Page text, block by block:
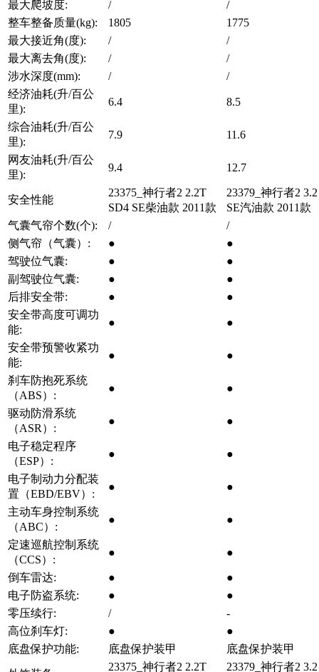
最大爬坡度:
/
/
整车整备质量(kg):
1805
1775
最大接近角(度):
/
/
最大离去角(度):
/
/
涉水深度(mm):
/
/
经济油耗(升/百公
里):
6.4 8.5
综合油耗(升/百公
里):
7.9 11.6
网友油耗(升/百公
里):
9.4 12.7
安全性能
23375_神行者2 2.2T
SD4 SE柴油款 2011款
23379_神行者2
SE汽油款 2011款
气囊气帘个数(个):
/
/
侧气帘（气囊）:
●
●
驾驶位气囊:
●
●
副驾驶位气囊:
●
●
后排安全带:
●
●
安全带高度可调功
能:
● ●
安全带预警收紧功
能:
● ●
刹车防抱死系统
（ABS）:
● ●
驱动防滑系统
（ASR）:
● ●
电子稳定程序
（ESP）:
● ●
电子制动力分配装
置（EBD/EBV）:
● ●
主动车身控制系统
（ABC）:
● ●
定速巡航控制系统
（CCS）:
● ●
倒车雷达: ●
●
电子防盗系统:
●
●
零压续行:
/
-
高位刹车灯:
●
●
底盘保护功能:
底盘保护装甲 底盘保护装甲
23375_神行者2 2.2T
23379_神行者2